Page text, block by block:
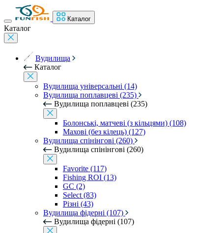
Каталог
Каталог
Вудилища
Каталог
Вудилища універсальні (14)
Вудилища поплавцеві (235)
Вудилища поплавцеві (235)
Болонські, матчеві (з кільцями) (108)
Махові (без кілець) (127)
Вудилища спінінгові (260)
Вудилища спінінгові (260)
Favorite (117)
Fishing ROI (13)
GC (2)
Select (83)
Різні (43)
Вудилища фідерні (107)
Вудилища фідерні (107)